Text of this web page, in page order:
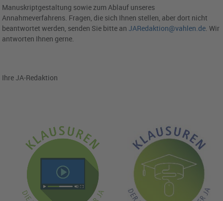
Manuskriptgestaltung sowie zum Ablauf unseres
Annahmeverfahrens. Fragen, die sich Ihnen stellen, aber dort nicht
beantwortet werden, senden Sie bitte an JARedaktion@vahlen.de. Wir
antworten Ihnen gerne.
Ihre JA-Redaktion